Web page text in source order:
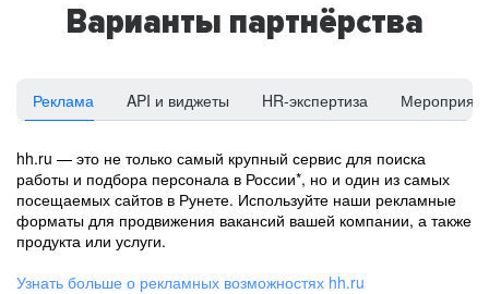
Варианты партнёрства
Реклама API и виджеты HR-экспертиза
hh.ru — это не только самый крупный сервис для поиска
работы и подбора персонала в России*, но и один из самых
посещаемых сайтов в Рунете. Используйте наши рекламные
форматы для продвижения вакансий вашей компании, а также
продукта или услуги.
Узнать больше о рекламных возможностях hh.ru